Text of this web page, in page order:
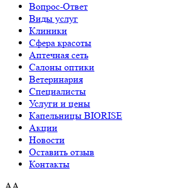
Вопрос-Ответ
Виды услуг
Клиники
Сфера красоты
Аптечная сеть
Салоны оптики
Ветеринария
Специалисты
Услуги и цены
Капельницы BIORISE
Акции
Новости
Оставить отзыв
Контакты